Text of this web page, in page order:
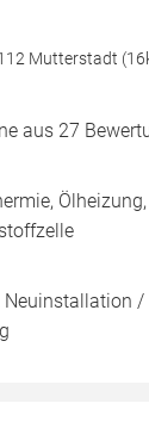
Mutterstadt
aus 27
Neuinstallation /